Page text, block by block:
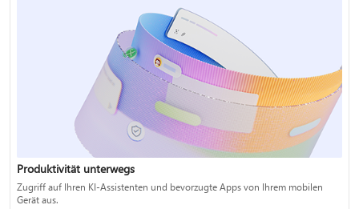
Produktivität unterwegs
Zugriff auf Ihren KI-Assistenten und bevorzugte Apps von Ihrem mobilen
Gerät aus.